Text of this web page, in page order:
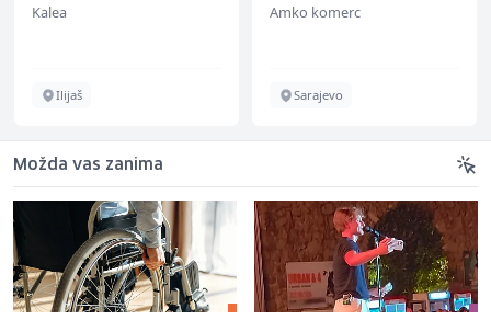
Kalea
Ilijaš
Amko komerc
Sarajevo
Možda vas zanima